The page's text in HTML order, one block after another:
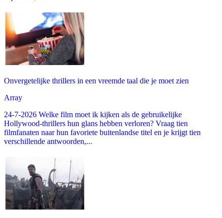
Onvergetelijke thrillers in een vreemde taal die je moet zien
Array
24-7-2026 Welke film moet ik kijken als de gebruikelijke
Hollywood-thrillers hun glans hebben verloren? Vraag tien
filmfanaten naar hun favoriete buitenlandse titel en je krijgt tien
verschillende antwoorden,...